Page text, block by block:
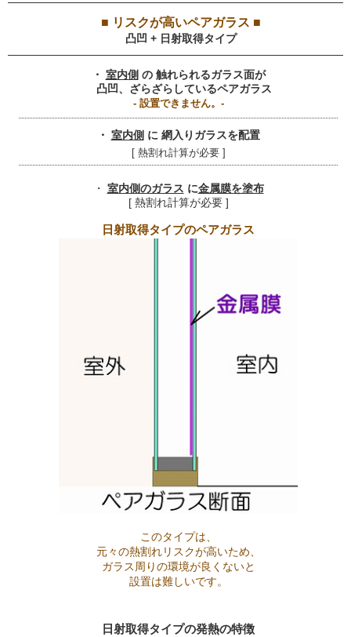
■ リスクが高いペアガラス ■
凸凹 + 日射取得タイプ
・ 室内側 の 触れられるガラス面が
凸凹、ざらざらしているペアガラス
- 設置できません。-
・ 室内側 に 網入りガラスを配置
[ 熱割れ計算が必要 ]
・ 室内側のガラス に金属膜を塗布
[ 熱割れ計算が必要 ]
日射取得タイプのペアガラス
このタイプは、
元々の熱割れリスクが高いため、
ガラス周りの環境が良くないと
設置は難しいです。
日射取得タイプの発熱の特徴